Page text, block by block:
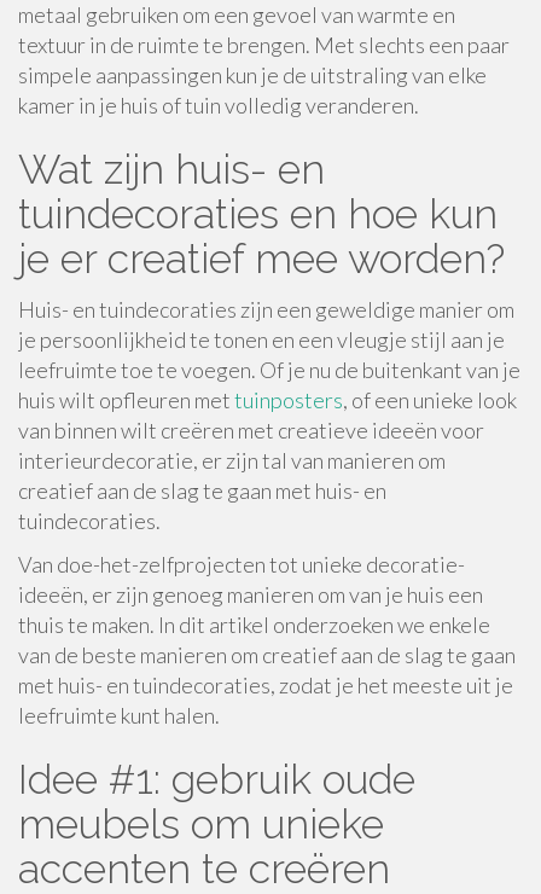
metaal gebruiken om een gevoel van warmte en
textuur in de ruimte te brengen. Met slechts een paar
simpele aanpassingen kun je de uitstraling van elke
kamer in je huis of tuin volledig veranderen.
Wat zijn huis- en
tuindecoraties en hoe kun
je er creatief mee worden?
Huis- en tuindecoraties zijn een geweldige manier om
je persoonlijkheid te tonen en een vleugje stijl aan je
leefruimte toe te voegen. Of je nu de buitenkant van je
huis wilt opfleuren mettuinposters, of een unieke look
van binnen wilt creëren met creatieve ideeën voor
interieurdecoratie, er zijn tal van manieren om
creatief aan de slag te gaan met huis- en
tuindecoraties.
Van doe-het-zelfprojecten tot unieke decoratie-
ideeën, er zijn genoeg manieren om van je huis een
thuis te maken. In dit artikel onderzoeken we enkele
van de beste manieren om creatief aan de slag te gaan
met huis- en tuindecoraties, zodat je het meeste uit je
leefruimte kunt halen.
Idee #1: gebruik oude
meubels om unieke
accenten te creëren